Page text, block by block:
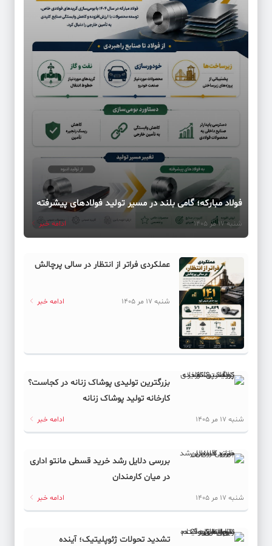
فولاد مبارکه؛ گامی بلند در مسیر تولید فولادهای پیشرفته
شنبه 17 مر 1405 ادامه خبر
عملکردی فراتر از انتظار در سالی پرچالش
شنبه 17 مر 1405 ادامه خبر
بزرگترین تولیدی پوشاک زنانه در کجاست؟
کارخانه تولید پوشاک زنانه
شنبه 17 مر 1405 ادامه خبر
بررسی دلایل رشد خرید قسطی مانتو اداری
در میان کارمندان
شنبه 17 مر 1405 ادامه خبر
تشدید تحولات ژئوپلیتیک؛ آینده